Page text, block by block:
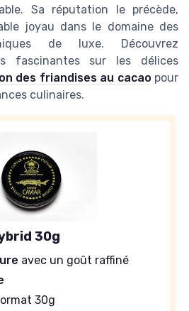
Sa réputation le précède,
joyau dans le domaine des
de luxe. Découvrez
fascinantes sur les délices
des friandises au cacao pour
culinaires.
30g
avec un goût raffiné
30g